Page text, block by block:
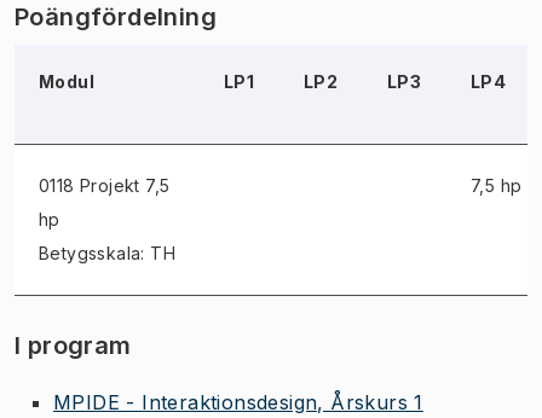
Poängfördelning
Modul LP1 LP2 LP3 LP4
0118 Projekt 7,5
hp
Betygsskala: TH
7,5 hp
I program
MPIDE - Interaktionsdesign, Årskurs 1